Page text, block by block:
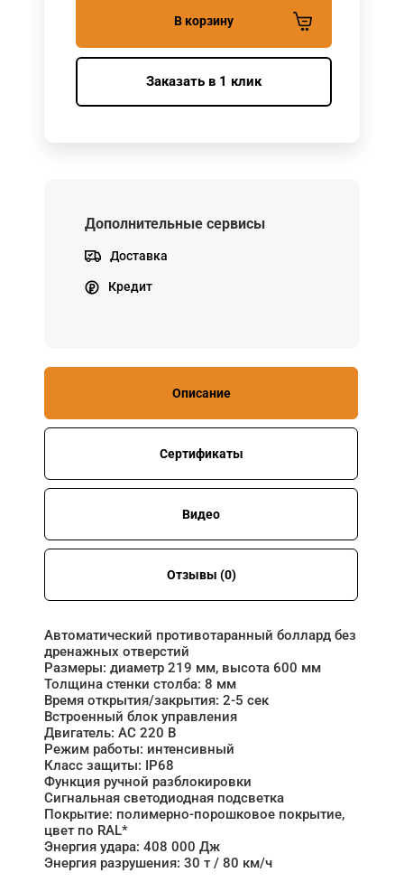
В корзину
Заказать в 1 клик
Дополнительные сервисы
Доставка
Кредит
Описание
Сертификаты
Видео
Отзывы (0)
Автоматический противотаранный боллард без
дренажных отверстий
Размеры: диаметр 219 мм, высота 600 мм
Толщина стенки столба: 8 мм
Время открытия/закрытия: 2-5 сек
Встроенный блок управления
Двигатель: АC 220 B
Режим работы: интенсивный
Класс защиты: IP68
Функция ручной разблокировки
Сигнальная светодиодная подсветка
Покрытие: полимерно-порошковое покрытие,
цвет по RAL*
Энергия удара: 408 000 Дж
Энергия разрушения: 30 т / 80 км/ч